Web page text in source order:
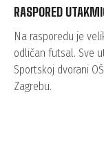
RASPORED
Na rasporedu je
odličan futsal. Sve
Sportskoj dvorani
Zagrebu.